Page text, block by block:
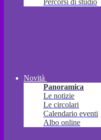
Percorsi di studio
Novità
Panoramica
Le notizie
Le circolari
Calendario eventi
Albo online